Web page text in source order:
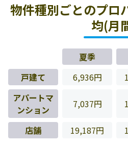
物件種別ごとのプロ
均(月
夏季
戸建て
6,936円
アパートマ
ンション
7,037円
店舗 19,187円